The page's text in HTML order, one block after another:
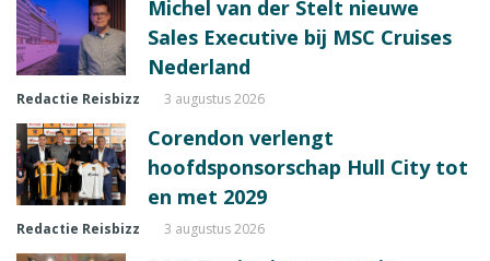
Michel van der Stelt nieuwe
Sales Executive bij MSC Cruises
Nederland
Redactie Reisbizz 3 augustus 2026
Corendon verlengt
hoofdsponsorschap Hull City tot
en met 2029
Redactie Reisbizz 3 augustus 2026